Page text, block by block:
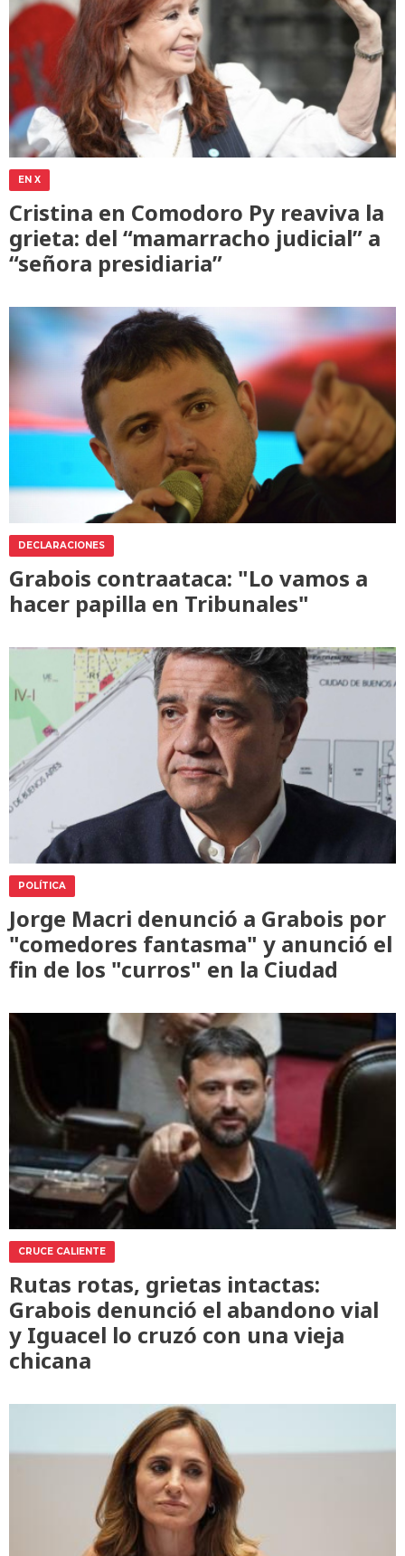
EN X
Cristina en Comodoro Py reaviva la
grieta: del “mamarracho judicial” a
“señora presidiaria”
DECLARACIONES
Grabois contraataca: "Lo vamos a
hacer papilla en Tribunales"
POLÍTICA
Jorge Macri denunció a Grabois por
"comedores fantasma" y anunció el
fin de los "curros" en la Ciudad
CRUCE CALIENTE
Rutas rotas, grietas intactas:
Grabois denunció el abandono vial
y Iguacel lo cruzó con una vieja
chicana